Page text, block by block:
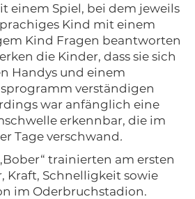
einem Spiel, bei dem jeweils
Kind mit einem
Kind Fragen beantworten
die Kinder, dass sie sich
Handys und einem
verständigen
war anfänglich eine
erkennbar, die im
Tage verschwand.
trainierten am ersten
Kraft, Schnelligkeit sowie
im Oderbruchstadion.